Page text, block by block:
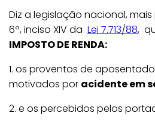
Diz a legislação nacional,
6º, inciso XIV da Lei 7.713/88,
IMPOSTO DE RENDA:
1. os proventos de
motivados por acidente em
2. e os percebidos pelos